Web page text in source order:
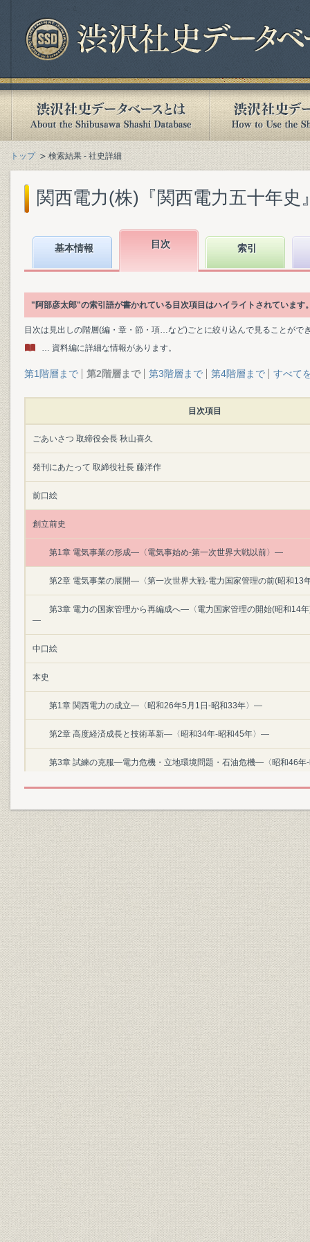
トップ 検索結果 - 社史詳細
関西電力(株)『関西電力五十年史
基本情報 目次 索引
"阿部彦太郎"の索引語が書かれている目次項目はハイライトされています
目次は見出しの階層(編・章・節・項…など)ごとに絞り込んで見ることがで
… 資料編に詳細な情報があります。
第1階層まで 第2階層まで 第3階層まで 第4階層まで すべて
目次項目
ごあいさつ 取締役会長 秋山喜久
発刊にあたって 取締役社長 藤洋作
前口絵
創立前史
第1章 電気事業の形成―〈電気事始め‐第一次世界大戦以前〉―
第2章 電気事業の展開―〈第一次世界大戦‐電力国家管理の前(昭和13
第3章 電力の国家管理から再編成へ―〈電力国家管理の開始(昭和14年
―
中口絵
本史
第1章 関西電力の成立―〈昭和26年5月1日‐昭和33年〉―
第2章 高度経済成長と技術革新―〈昭和34年‐昭和45年〉―
第3章 試練の克服―電力危機・立地環境問題・石油危機―〈昭和46年
第4章 高品質経営の追求―〈昭和55年‐平成2年〉―
第5章 電力改革と新たな競争―〈平成3年‐平成13年〉―
第6章 21世紀の関西電力
後口絵
資料
会社の概要
関西電力株式会社定款
役員の変遷
経営方針の変遷
資本金・発行済株式数の推移
大株主所有株式数(上位10名)
資産の推移
負債・資本の推移
収益・費用の推移
契約種別別契約口数の推移
契約kW数(電力)の推移